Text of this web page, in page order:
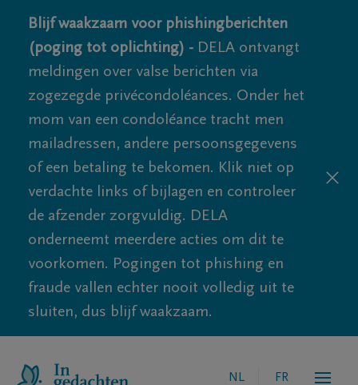
Blijf waakzaam voor phishingberichten
(poging tot oplichting) - DELA ontvangt
meldingen over valse berichten via
zogezegde privécondoléances. Onder het
mom van een condoléance tracht men
mailadressen, andere persoonsgegevens
of een betaling te bekomen. Klik niet op
verdachte links of bijlagen en controleer
de afzender zorgvuldig. DELA
onderneemt meerdere acties om dit te
voorkomen. Pogingen tot phishing en
fraude vallen echter nooit volledig uit te
sluiten, dus blijf waakzaam.
NL FR